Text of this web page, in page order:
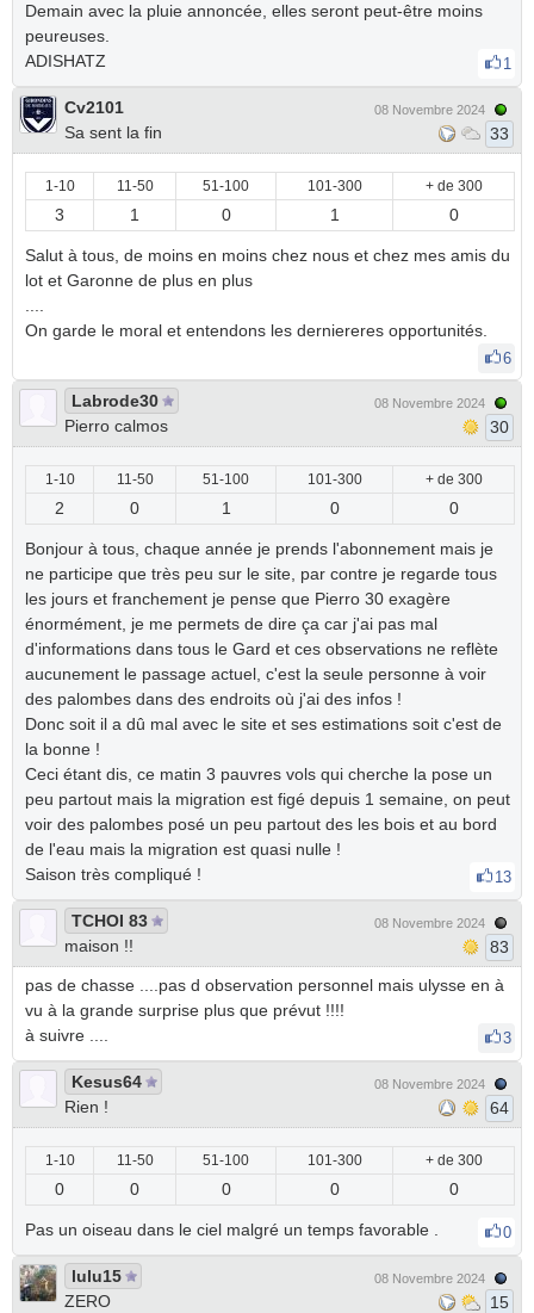
Demain avec la pluie annoncée, elles seront peut-être moins
peureuses.
ADISHATZ
1
Cv2101
Sa sent la fin
08 Novembre 2024
33
1-10 11-50 51-100 101-300 + de 300
3 1 0 1 0
Salut à tous, de moins en moins chez nous et chez mes amis du
lot et Garonne de plus en plus
On garde le moral et entendons les derniereres opportunités.
6
Labrode30
Pierro calmos
08 Novembre 2024
30
1-10 11-50 51-100 101-300 + de 300
2 0 1 0 0
Bonjour à tous, chaque année je prends l'abonnement mais je
ne participe que très peu sur le site, par contre je regarde tous
les jours et franchement je pense que Pierro 30 exagère
énormément, je me permets de dire ça car j'ai pas mal
d'informations dans tous le Gard et ces observations ne reflète
aucunement le passage actuel, c'est la seule personne à voir
des palombes dans des endroits où j'ai des infos !
Donc soit il a dû mal avec le site et ses estimations soit c'est de
la bonne !
Ceci étant dis, ce matin 3 pauvres vols qui cherche la pose un
peu partout mais la migration est figé depuis 1 semaine, on peut
voir des palombes posé un peu partout des les bois et au bord
de l'eau mais la migration est quasi nulle !
Saison très compliqué !
13
TCHOI 83
maison !!
08 Novembre 2024
83
pas de chasse ....pas d observation personnel mais ulysse en à
vu à la grande surprise plus que prévut !!!!
à suivre ....
3
Kesus64
Rien !
08 Novembre 2024
64
1-10 11-50 51-100 101-300 + de 300
0 0 0 0 0
Pas un oiseau dans le ciel malgré un temps favorable . 0
lulu15
ZERO
08 Novembre 2024
15